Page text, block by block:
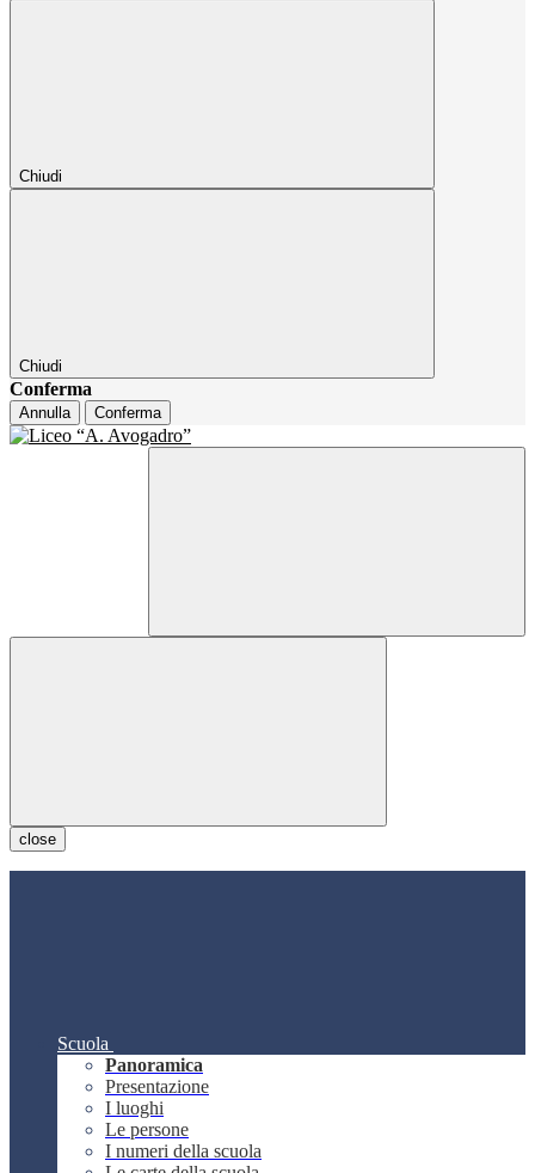
Chiudi
Chiudi
Conferma
Annulla Conferma
close
Scuola
Panoramica
Presentazione
I luoghi
Le persone
I numeri della scuola